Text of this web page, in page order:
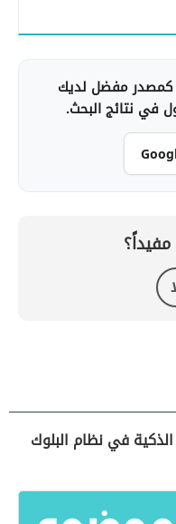
كمصدر مفضل لديك
في نتائج البحث.
في نظام البلوك